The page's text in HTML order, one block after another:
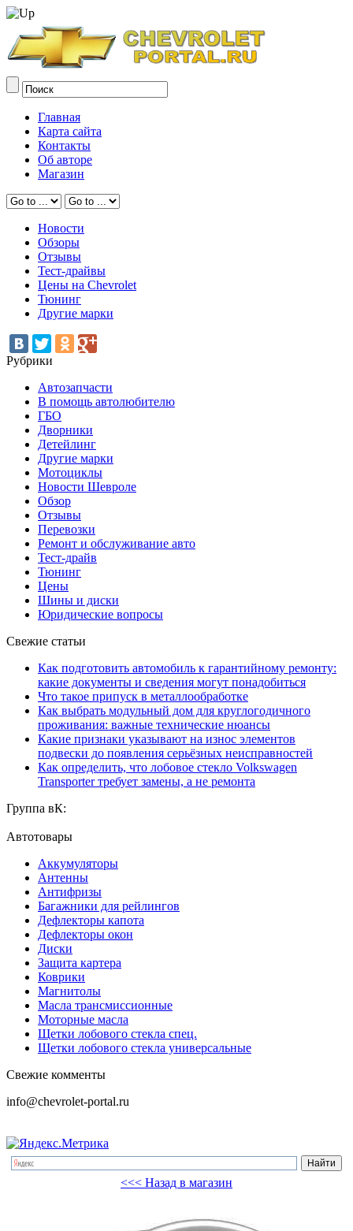
Главная
Карта сайта
Контакты
Об авторе
Магазин
Новости
Обзоры
Отзывы
Тест-драйвы
Цены на Chevrolet
Тюнинг
Другие марки
Рубрики
Автозапчасти
В помощь автолюбителю
ГБО
Дворники
Детейлинг
Другие марки
Мотоциклы
Новости Шевроле
Обзор
Отзывы
Перевозки
Ремонт и обслуживание авто
Тест-драйв
Тюнинг
Цены
Шины и диски
Юридические вопросы
Свежие статьи
Как подготовить автомобиль к гарантийному ремонту:
какие документы и сведения могут понадобиться
Что такое припуск в металлообработке
Как выбрать модульный дом для круглогодичного
проживания: важные технические нюансы
Какие признаки указывают на износ элементов
подвески до появления серьёзных неисправностей
Как определить, что лобовое стекло Volkswagen
Transporter требует замены, а не ремонта
Группа вК:
Автотовары
Аккумуляторы
Антенны
Антифризы
Багажники для рейлингов
Дефлекторы капота
Дефлекторы окон
Диски
Защита картера
Коврики
Магнитолы
Масла трансмиссионные
Моторные масла
Щетки лобового стекла спец.
Щетки лобового стекла универсальные
Свежие комменты
info@chevrolet-portal.ru
<<< Назад в магазин